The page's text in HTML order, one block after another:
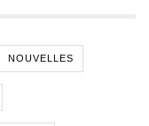
NOUVELLES